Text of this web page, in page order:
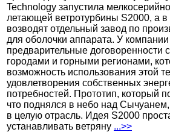
Technology запустила
летающей ветротурбины S2000, а
возводят отдельный завод по
для оболочки аппарата. У
предварительные договоренности
городами и горными регионами,
возможность использования этой
удовлетворения собственных
потребностей. Прототип, который
что поднялся в небо над
в целую отрасль. Идея S2000
устанавливать ветряну ...>>